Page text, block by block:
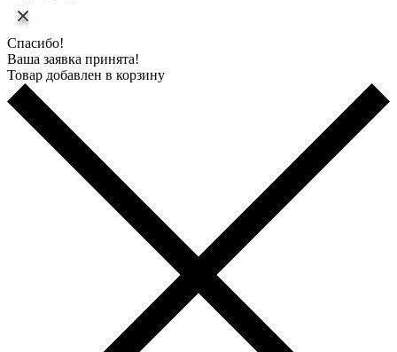
Спасибо!
Ваша заявка принята!
Товар добавлен в корзину